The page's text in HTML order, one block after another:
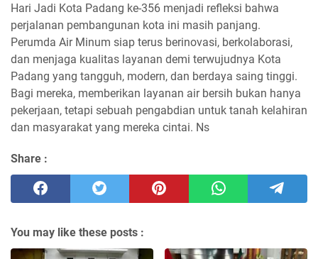
Hari Jadi Kota Padang ke-356 menjadi refleksi bahwa
perjalanan pembangunan kota ini masih panjang.
Perumda Air Minum siap terus berinovasi, berkolaborasi,
dan menjaga kualitas layanan demi terwujudnya Kota
Padang yang tangguh, modern, dan berdaya saing tinggi.
Bagi mereka, memberikan layanan air bersih bukan hanya
pekerjaan, tetapi sebuah pengabdian untuk tanah kelahiran
dan masyarakat yang mereka cintai. Ns
Share :
You may like these posts :